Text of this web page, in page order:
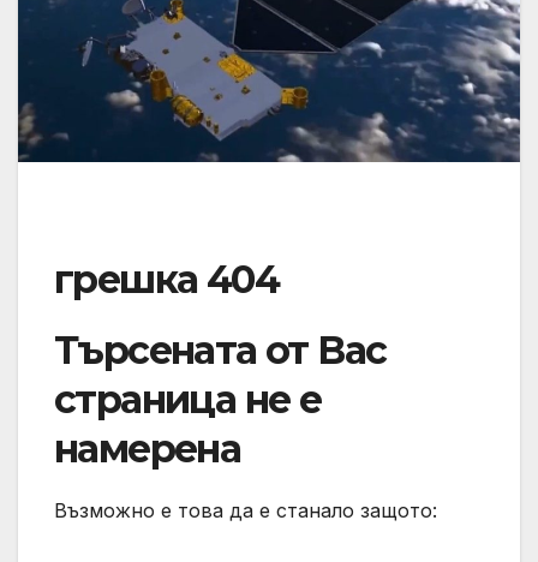
грешка 404
Търсената от Вас
страница не е
намерена
Възможно е това да е станало защото: